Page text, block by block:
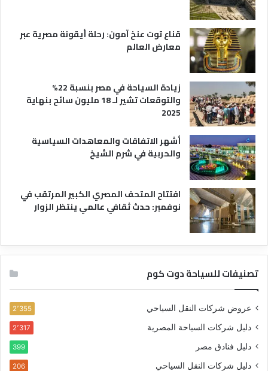
قناع توت عنخ آمون: رحلة أيقونة مصرية عبر
معارض العالم
زيادة السياحة في مصر بنسبة 22%
والتوقعات تشير لـ 18 مليون سائح بنهاية
2025
أشهر الاتفاقات والمعاهدات السياسية
والحربية في شرم الشيخ
افتتاح المتحف المصري الكبير المرتقب في
نوفمبر: حدث ثقافي عالمي ينتظر الزوار
تصنيفات للسياحة دوت كوم
عروض شركات النقل السياحي 2٬355
دليل شركات السياحة المصرية 2٬317
دليل فنادق مصر 399
دليل شركات النقل السياحي 206